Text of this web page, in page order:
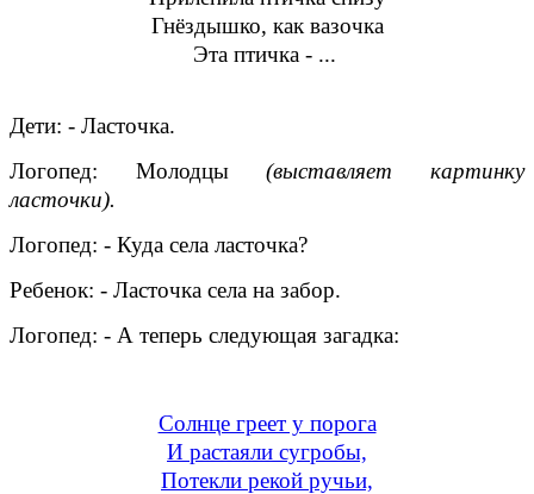
Гнёздышко, как вазочка
Эта птичка - ...
Дети: - Ласточка.
Логопед: Молодцы(выставляет картинку
ласточки).
Логопед: - Куда села ласточка?
Ребенок: - Ласточка села на забор.
Логопед: - А теперь следующая загадка:
Солнце греет у порога
И растаяли сугробы,
Потекли рекой ручьи,